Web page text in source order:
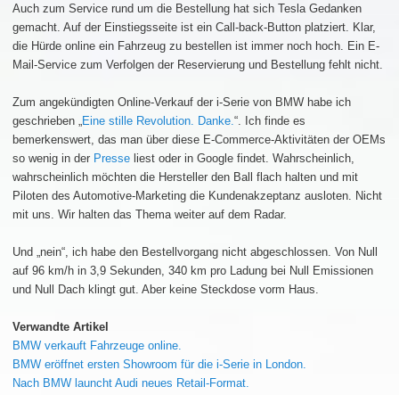
Auch zum Service rund um die Bestellung hat sich Tesla Gedanken
gemacht. Auf der Einstiegsseite ist ein Call-back-Button platziert. Klar,
die Hürde online ein Fahrzeug zu bestellen ist immer noch hoch. Ein E-
Mail-Service zum Verfolgen der Reservierung und Bestellung fehlt nicht.
Zum angekündigten Online-Verkauf der i-Serie von BMW habe ich
geschrieben „Eine stille Revolution. Danke.“. Ich finde es
bemerkenswert, das man über diese E-Commerce-Aktivitäten der OEMs
so wenig in der Presse liest oder in Google findet. Wahrscheinlich,
wahrscheinlich möchten die Hersteller den Ball flach halten und mit
Piloten des Automotive-Marketing die Kundenakzeptanz ausloten. Nicht
mit uns. Wir halten das Thema weiter auf dem Radar.
Und „nein“, ich habe den Bestellvorgang nicht abgeschlossen. Von Null
auf 96 km/h in 3,9 Sekunden, 340 km pro Ladung bei Null Emissionen
und Null Dach klingt gut. Aber keine Steckdose vorm Haus.
Verwandte Artikel
BMW verkauft Fahrzeuge online.
BMW eröffnet ersten Showroom für die i-Serie in London.
Nach BMW launcht Audi neues Retail-Format.